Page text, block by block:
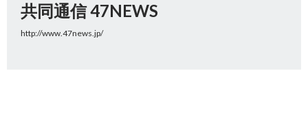
共同通信 47NEWS
http://www.47news.jp/